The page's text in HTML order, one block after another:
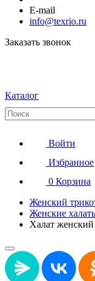
E-mail
info@texrio.ru
Заказать звонок
Каталог
Войти
Избранное
0 Корзина
Женский
Женские
Халат